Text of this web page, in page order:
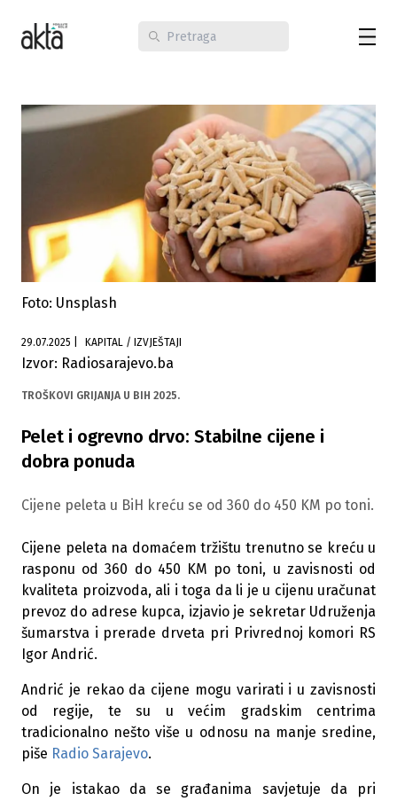
Foto: Unsplash
29.07.2025 KAPITAL / IZVJEŠTAJI
Izvor: Radiosarajevo.ba
TROŠKOVI GRIJANJA U BIH 2025.
Pelet i ogrevno drvo: Stabilne cijene i
dobra ponuda
Cijene peleta u BiH kreću se od 360 do 450 KM po toni.
Cijene peleta na domaćem tržištu trenutno se kreću u
rasponu od 360 do 450 KM po toni, u zavisnosti od
kvaliteta proizvoda, ali i toga da li je u cijenu uračunat
prevoz do adrese kupca, izjavio je sekretar Udruženja
šumarstva i prerade drveta pri Privrednoj komori RS
Igor Andrić.
Andrić je rekao da cijene mogu varirati i u zavisnosti
od regije, te su u većim gradskim centrima
tradicionalno nešto više u odnosu na manje sredine,
piše Radio Sarajevo.
On je istakao da se građanima savjetuje da pri